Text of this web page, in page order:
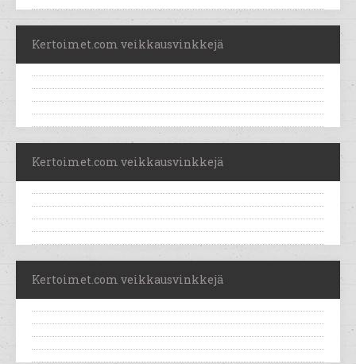
Kertoimet.com veikkausvinkkejä
Kertoimet.com veikkausvinkkejä
Kertoimet.com veikkausvinkkejä